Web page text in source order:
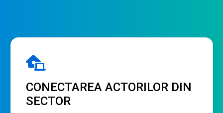
CONECTAREA ACTORILOR DIN
SECTOR